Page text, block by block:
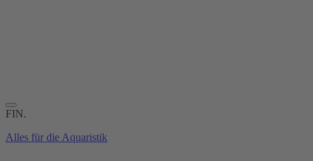
FIN.
Alles für die Aquaristik